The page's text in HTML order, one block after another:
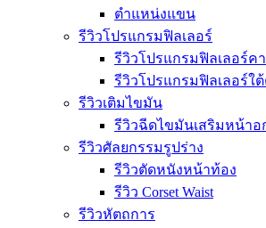
ตำแหน่งแขน
รีวิวโปรแกรมฟิลเลอร์
รีวิวโปรแกรมฟิลเลอร์ค
รีวิวโปรแกรมฟิลเลอร์ใ
รีวิวเติมไขมัน
รีวิวฉีดไขมันเสริมหน้าอ
รีวิวศัลยกรรมรูปร่าง
รีวิวตัดหนังหน้าท้อง
รีวิว Corset Waist
รีวิวหัตถการ